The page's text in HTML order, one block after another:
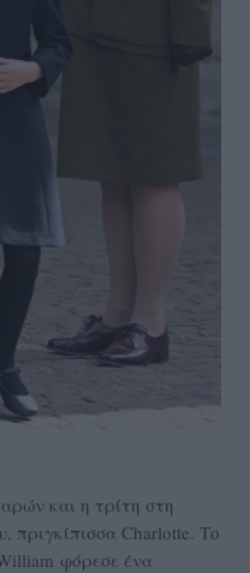
και η τρίτη στη
πριγκίπισσα Charlotte. Το
φόρεσε ένα